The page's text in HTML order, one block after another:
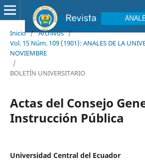
Inicio / Archivos /
Vol. 15 Núm. 109 (1901): ANALES DE LA
NOVIEMBRE
/
BOLETÍN UNIVERSITARIO
Actas del Consejo
Instrucción Pública
Universidad Central del Ecuador